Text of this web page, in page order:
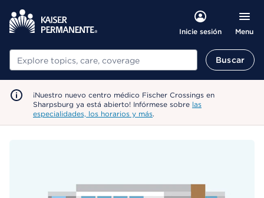
Inicie sesión Menu
Buscar Buscar
¡Nuestro nuevo centro médico Fischer Crossings en
Sharpsburg ya está abierto! Infórmese sobre las
especialidades, los horarios y más.